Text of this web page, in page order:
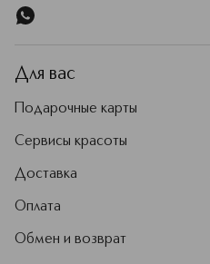
Для вас
Подарочные карты
Сервисы красоты
Доставка
Оплата
Обмен и возврат